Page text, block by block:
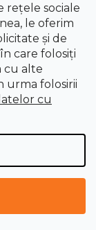
rețele sociale
le oferim
și de
care folosiți
cu alte
urma folosirii
cu